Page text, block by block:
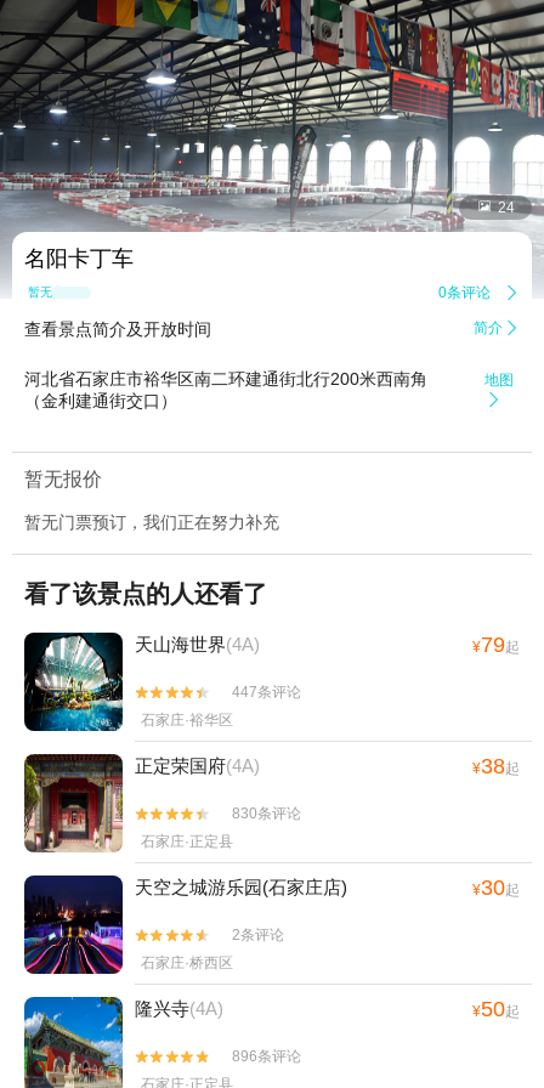
 24
名阳卡丁车
暂无点评 0条评论 
查看景点简介及开放时间 简介 
河北省石家庄市裕华区南二环建通街北行200米西南角
（金利建通街交口）
地图

暂无报价
暂无门票预订，我们正在努力补充
看了该景点的人还看了
天山海世界(4A) ¥79起


447条评论
石家庄·裕华区
正定荣国府(4A) ¥38起


830条评论
石家庄·正定县
天空之城游乐园(石家庄店) ¥30起


2条评论
石家庄·桥西区
隆兴寺(4A) ¥50起


896条评论
